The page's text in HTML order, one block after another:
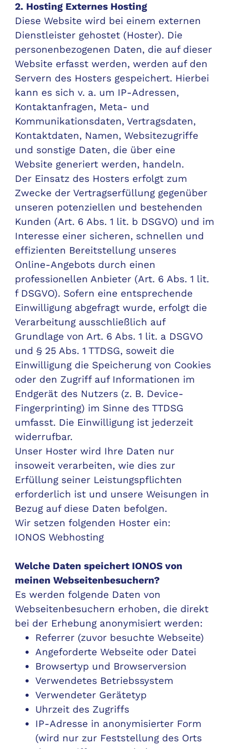
2. Hosting Externes Hosting
Diese Website wird bei einem externen
Dienstleister gehostet (Hoster). Die
personenbezogenen Daten, die auf dieser
Website erfasst werden, werden auf den
Servern des Hosters gespeichert. Hierbei
kann es sich v. a. um IP-Adressen,
Kontaktanfragen, Meta- und
Kommunikationsdaten, Vertragsdaten,
Kontaktdaten, Namen, Websitezugriffe
und sonstige Daten, die über eine
Website generiert werden, handeln.
Der Einsatz des Hosters erfolgt zum
Zwecke der Vertragserfüllung gegenüber
unseren potenziellen und bestehenden
Kunden (Art. 6 Abs. 1 lit. b DSGVO) und im
Interesse einer sicheren, schnellen und
effizienten Bereitstellung unseres
Online-Angebots durch einen
professionellen Anbieter (Art. 6 Abs. 1 lit.
f DSGVO). Sofern eine entsprechende
Einwilligung abgefragt wurde, erfolgt die
Verarbeitung ausschließlich auf
Grundlage von Art. 6 Abs. 1 lit. a DSGVO
und § 25 Abs. 1 TTDSG, soweit die
Einwilligung die Speicherung von Cookies
oder den Zugriff auf Informationen im
Endgerät des Nutzers (z. B. Device-
Fingerprinting) im Sinne des TTDSG
umfasst. Die Einwilligung ist jederzeit
widerrufbar.
Unser Hoster wird Ihre Daten nur
insoweit verarbeiten, wie dies zur
Erfüllung seiner Leistungspflichten
erforderlich ist und unsere Weisungen in
Bezug auf diese Daten befolgen.
Wir setzen folgenden Hoster ein:
IONOS Webhosting
Welche Daten speichert IONOS von
meinen Webseitenbesuchern?
Es werden folgende Daten von
Webseitenbesuchern erhoben, die direkt
bei der Erhebung anonymisiert werden:
Referrer (zuvor besuchte Webseite)
Angeforderte Webseite oder Datei
Browsertyp und Browserversion
Verwendetes Betriebssystem
Verwendeter Gerätetyp
Uhrzeit des Zugriffs
IP-Adresse in anonymisierter Form
(wird nur zur Feststellung des Orts